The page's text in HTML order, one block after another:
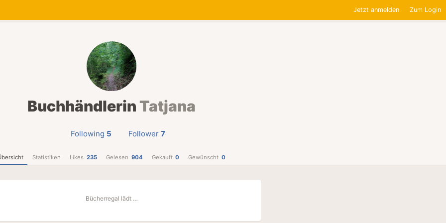
Jetzt anmelden Zum Login
Buchhändlerin Tatjana
Following 5 Follower 7
Statistiken Likes 235 Gelesen 904 Gekauft 0 Gewünscht 0
Bücherregal lädt …